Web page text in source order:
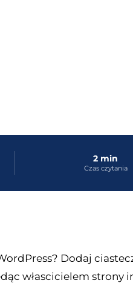
2 min
Czas czytania
Dodaj
włascicielem strony